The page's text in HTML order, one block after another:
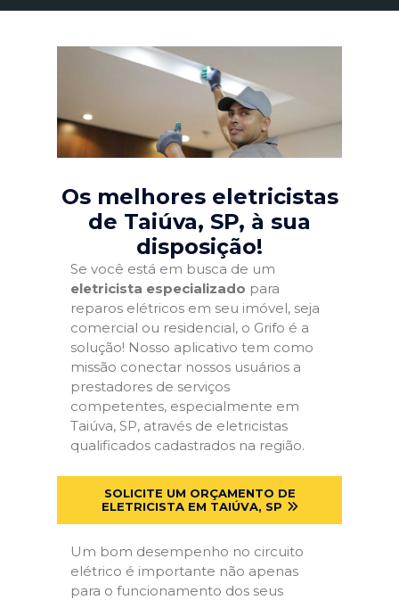
REFORMA
Os melhores eletricistas
de Taiúva, SP, à sua
disposição!
Se você está em busca de um
eletricista especializado para
reparos elétricos em seu imóvel, seja
comercial ou residencial, o Grifo é a
solução! Nosso aplicativo tem como
missão conectar nossos usuários a
prestadores de serviços
competentes, especialmente em
Taiúva, SP, através de eletricistas
qualificados cadastrados na região.
SOLICITE UM ORÇAMENTO DE
ELETRICISTA EM TAIÚVA, SP
Um bom desempenho no circuito
elétrico é importante não apenas
para o funcionamento dos seus